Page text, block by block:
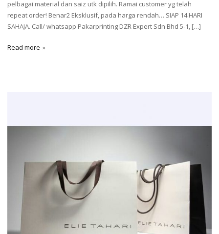
pelbagai material dan saiz utk dipilih. Ramai customer yg telah
repeat order! Benar2 Eksklusif, pada harga rendah… SIAP 14 HARI
SAHAJA. Call/ whatsapp Pakarprinting DZR Expert Sdn Bhd 5-1, […]
Read more